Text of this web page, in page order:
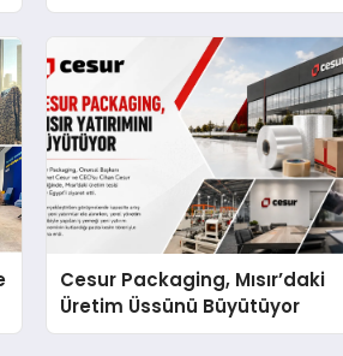
Operasyon Ağıyla Fark
Cesur Packaging, Mısır’daki
Üretim Üssünü Büyütüyor